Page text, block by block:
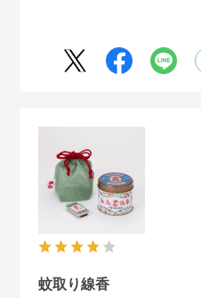
蚊取り線香